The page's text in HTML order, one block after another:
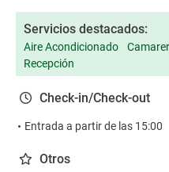
Servicios destacados:
Aire Acondicionado
Recepción
Check-in/Check-out
Entrada a partir de las 15:00
Otros